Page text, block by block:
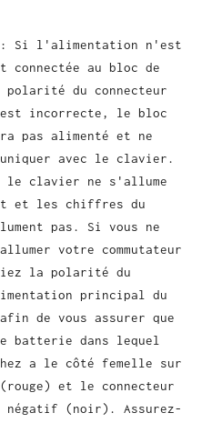
: Si l'alimentation n'est
connectée au bloc de
du connecteur
incorrecte, le bloc
pas alimenté et ne
avec le clavier.
le clavier ne s'allume
et les chiffres du
pas. Si vous ne
votre commutateur
la polarité du
principal du
de vous assurer que
batterie dans lequel
a le côté femelle sur
et le connecteur
(noir). Assurez-